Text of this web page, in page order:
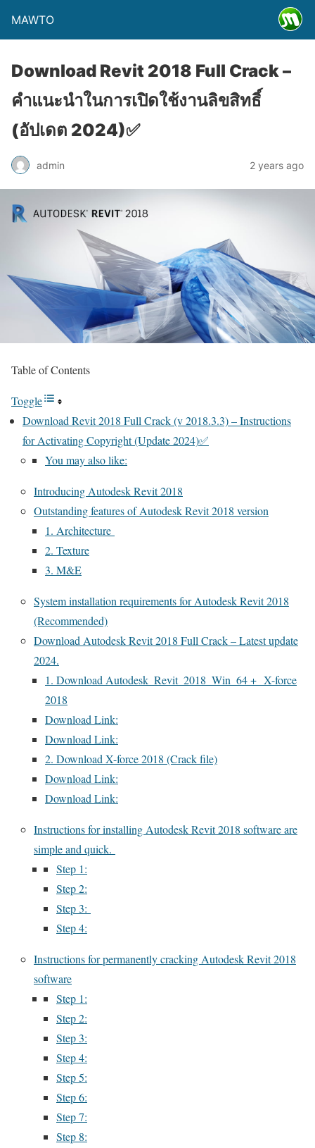
MAWTO
Download Revit 2018 Full Crack –
คำแนะนำในการเปิดใช้งานลิขสิทธิ์
(อัปเดต 2024)✅
admin 2 years ago
Table of Contents
Toggle
Download Revit 2018 Full Crack (v 2018.3.3) – Instructions
for Activating Copyright (Update 2024)✅
You may also like:
Introducing Autodesk Revit 2018
Outstanding features of Autodesk Revit 2018 version
1. Architecture
2. Texture
3. M&E
System installation requirements for Autodesk Revit 2018
(Recommended)
Download Autodesk Revit 2018 Full Crack – Latest update
2024.
1. Download Autodesk_Revit_2018_Win_64 + X-force
2018
Download Link:
Download Link:
2. Download X-force 2018 (Crack file)
Download Link:
Download Link:
Instructions for installing Autodesk Revit 2018 software are
simple and quick.
Step 1:
Step 2:
Step 3:
Step 4:
Instructions for permanently cracking Autodesk Revit 2018
software
Step 1:
Step 2:
Step 3:
Step 4:
Step 5:
Step 6:
Step 7:
Step 8: